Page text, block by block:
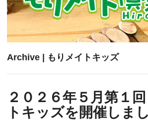
Archive | もりメイトキッズ
２０２６年５月第１
トキッズを開催しま